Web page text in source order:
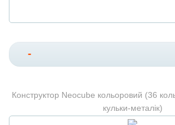
-
Конструктор Neocube кольоровий (36
кульки-металік)